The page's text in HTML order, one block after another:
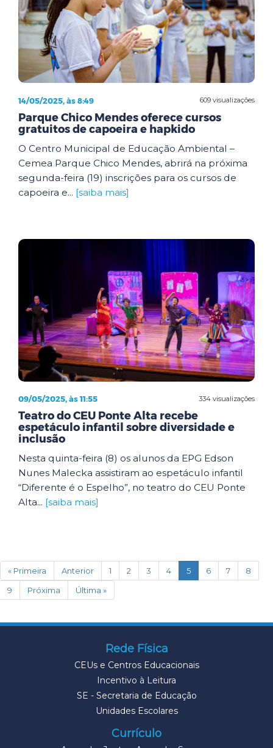
609 visualizações
14/05/2025, às 8:49
Parque Chico Mendes oferece cursos
gratuitos de capoeira e hapkido
O Centro Municipal de Educação Ambiental –
Cemea Parque Chico Mendes, abrirá na próxima
segunda-feira (19) inscrições para os cursos de
capoeira e... [saiba mais]
334 visualizações
09/05/2025, às 11:55
Teatro do CEU Ponte Alta recebe
espetáculo infantil sobre diversidade e
inclusão
Nesta quinta-feira (8) os alunos da EPG Edson
Nunes Malecka assistiram ao espetáculo infantil
“Diferente é o Espelho”, no teatro do CEU Ponte
Alta... [saiba mais]
« Primeira Anterior 1 2 3 4 5(current)
6 7
8
9
Próxima Última »
Rede Física
CEUs e Centros Educacionais
Incentivo à Leitura
SE - Secretaria de Educação
Unidades Escolares
Currículo